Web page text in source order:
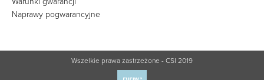
Naprawy pogwarancyjne
Wszelkie prawa zastrzeżone - CSI 2019